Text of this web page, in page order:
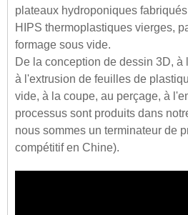
plateaux hydroponiques
HIPS thermoplastiques vierges,
formage sous vide.
De la conception de dessin 3D, à
à l'extrusion de feuilles de
vide, à la coupe, au perçage, à
processus sont produits dans
nous sommes un terminateur de
compétitif en Chine).